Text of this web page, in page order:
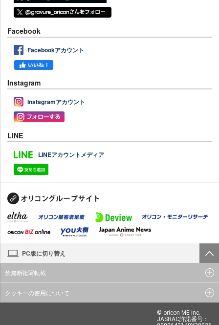
Facebook
Facebookアカウント
Instagram
Instagramアカウント
LINE
LINEアカウントメディア
PC版に切り替え
禁無断複写転載
クッキーの使用について
© oricon ME inc.
JASRAC許諾番号：